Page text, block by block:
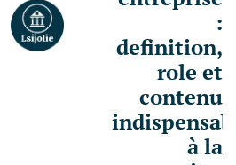
:
definition,
role et
contenu
à la